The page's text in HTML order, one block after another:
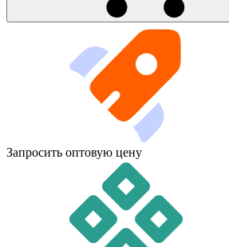
Запросить оптовую цену